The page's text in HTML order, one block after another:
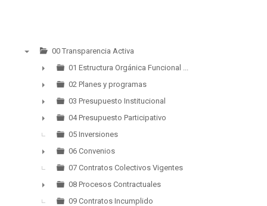
00 Transparencia Activa
►
01 Estructura Orgánica Funcional ...
►
02 Planes y programas
►
03 Presupuesto Institucional
►
04 Presupuesto Participativo
05 Inversiones
►
06 Convenios
07 Contratos Colectivos Vigentes
►
08 Procesos Contractuales
09 Contratos Incumplido